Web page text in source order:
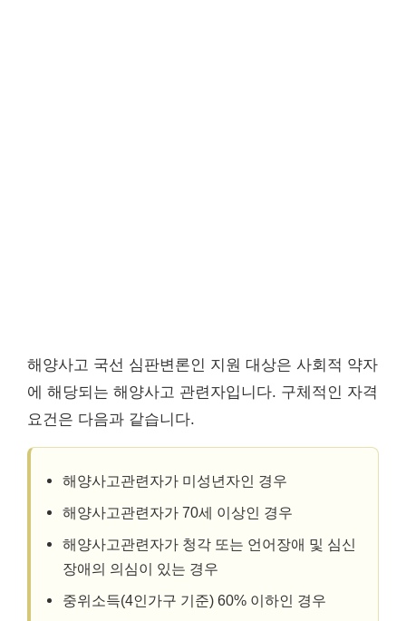
해양사고 국선 심판변론인 지원 대상은 사회적 약자
에 해당되는 해양사고 관련자입니다. 구체적인 자격
요건은 다음과 같습니다.
해양사고관련자가 미성년자인 경우
해양사고관련자가 70세 이상인 경우
해양사고관련자가 청각 또는 언어장애 및 심신
장애의 의심이 있는 경우
중위소득(4인가구 기준) 60% 이하인 경우